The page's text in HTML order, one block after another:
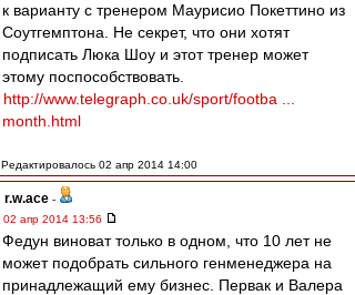
к варианту с тренером Маурисио Покеттино из
Соутгемптона. Не секрет, что они хотят
подписать Люка Шоу и этот тренер может
этому поспособствовать.
http://www.telegraph.co.uk/sport/footba ...
month.html
Редактировалось 02 апр 2014 14:00
r.w.ace -
02 апр 2014 13:56
Федун виноват только в одном, что 10 лет не
может подобрать сильного генменеджера на
принадлежащий ему бизнес. Первак и Валера